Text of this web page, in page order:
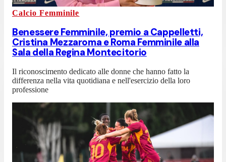
Calcio Femminile
Benessere Femminile, premio a Cappelletti,
Cristina Mezzaroma e Roma Femminile alla
Sala della Regina Montecitorio
Il riconoscimento dedicato alle donne che hanno fatto la
differenza nella vita quotidiana e nell'esercizio della loro
professione